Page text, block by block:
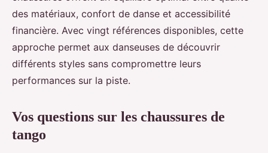
des matériaux, confort de danse et accessibilité
financière. Avec vingt références disponibles, cette
approche permet aux danseuses de découvrir
différents styles sans compromettre leurs
performances sur la piste.
Vos questions sur les chaussures de
tango